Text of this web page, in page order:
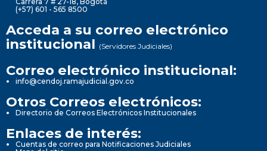
(+57) 601 - 565 8500
Acceda a su correo electrónico
institucional (Servidores Judiciales)
Correo electrónico institucional:
info@cendoj.ramajudicial.gov.co
Otros Correos electrónicos:
Directorio de Correos Electrónicos Institucionales
Enlaces de interés:
Cuentas de correo para Notificaciones Judiciales